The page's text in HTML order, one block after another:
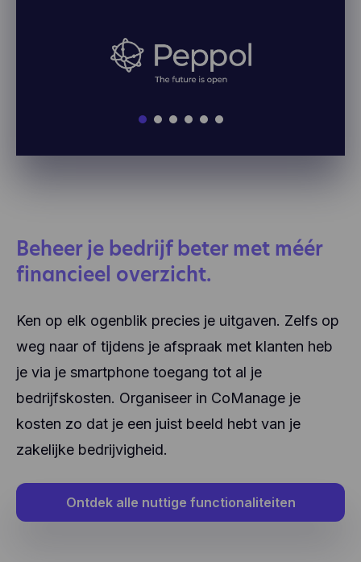
Beheer je bedrijf beter met méér
financieel overzicht.
Ken op elk ogenblik precies je uitgaven. Zelfs op
weg naar of tijdens je afspraak met klanten heb
je via je smartphone toegang tot al je
bedrijfskosten. Organiseer in CoManage je
kosten zo dat je een juist beeld hebt van je
zakelijke bedrijvigheid.
Ontdek alle nuttige functionaliteiten